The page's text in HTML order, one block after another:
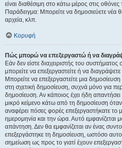
είναι διαθέσιμη στο κάτω μέρος στις
Παράδειγμα: Μπορείτε να δημοσιεύετε νέα
αρχεία, κλπ.
Κορυφή
Πώς μπορώ να επεξεργαστώ ή να
Εάν δεν είστε διαχειριστής του
μπορείτε να επεξεργαστείτε ή να
Μπορείτε να επεξεργαστείτε μια
στη σχετική δημοσίευση, συχνά μόνο για
δημοσίευση. Αν κάποιος έχει ήδη
μικρό κείμενο κάτω από τη δημοσίευση
αναφέρει πόσες φορές επεξεργαστήκατε το
ημερομηνία και την ώρα. Αυτό εμφανίζεται
απάντηση. Δεν θα εμφανίζεται αν ένας
επεξεργάστηκε τη δημοσίευση, ωστόσο
σημείωση ως προς το γιατί έχουν